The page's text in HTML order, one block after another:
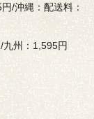
/沖縄：配送料：
九州：1,595円